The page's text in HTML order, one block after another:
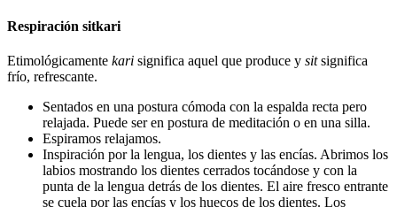
Respiración sitkari
Etimológicamente kari significa aquel que produce y sitsignifica
frío, refrescante.
Sentados en una postura cómoda con la espalda recta pero
relajada. Puede ser en postura de meditación o en una silla.
Espiramos relajamos.
Inspiración por la lengua, los dientes y las encías. Abrimos los
labios mostrando los dientes cerrados tocándose y con la
punta de la lengua detrás de los dientes. El aire fresco entrante
se cuela por las encías y los huecos de los dientes. Los